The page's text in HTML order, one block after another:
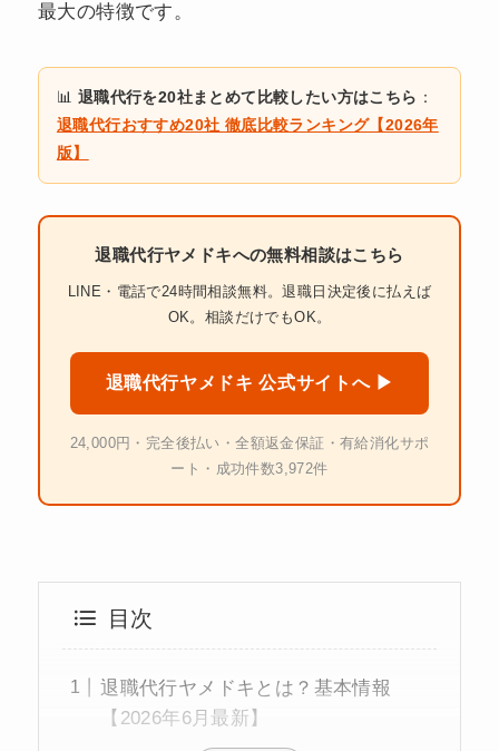
最大の特徴です。
📊 退職代行を20社まとめて比較したい方はこちら ：
退職代行おすすめ20社 徹底比較ランキング【2026年
版】
退職代行ヤメドキへの無料相談はこちら
LINE・電話で24時間相談無料。退職日決定後に払えば
OK。相談だけでもOK。
退職代行ヤメドキ 公式サイトへ ▶
24,000円・完全後払い・全額返金保証・有給消化サポ
ート・成功件数3,972件
目次
退職代行ヤメドキとは？基本情報
【2026年6月最新】